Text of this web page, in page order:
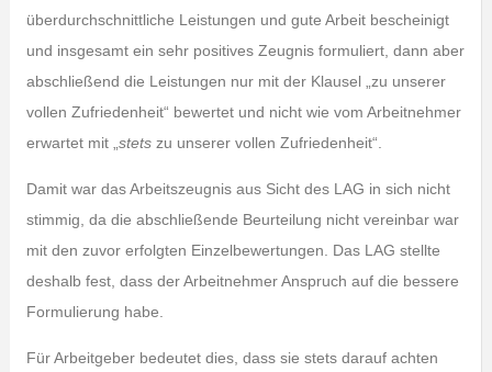
überdurchschnittliche Leistungen und gute Arbeit bescheinigt
und insgesamt ein sehr positives Zeugnis formuliert, dann aber
abschließend die Leistungen nur mit der Klausel „zu unserer
vollen Zufriedenheit“ bewertet und nicht wie vom Arbeitnehmer
erwartet mit „ stetszu unserer vollen Zufriedenheit“.
Damit war das Arbeitszeugnis aus Sicht des LAG in sich nicht
stimmig, da die abschließende Beurteilung nicht vereinbar war
mit den zuvor erfolgten Einzelbewertungen. Das LAG stellte
deshalb fest, dass der Arbeitnehmer Anspruch auf die bessere
Formulierung habe.
Für Arbeitgeber bedeutet dies, dass sie stets darauf achten